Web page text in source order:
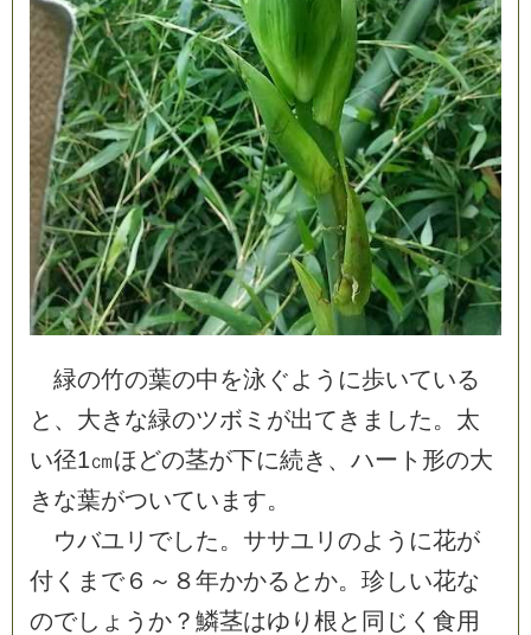
緑の竹の葉の中を泳 ぐ よ う に歩いている
と 、 大き な緑のツボ ミ が出て き ま した。 太
い径1㎝ほ どの茎が下に続き 、 ハー ト 形の大
き な葉がついてい ま す。
ウバユ リ でした。 ササユ リ のよ う に花が
付 く ま で６ ～ ８年かかる と か。 珍 しい花な
のでし ょ う か ？ 鱗茎はゆ り 根 と 同 じ く 食用